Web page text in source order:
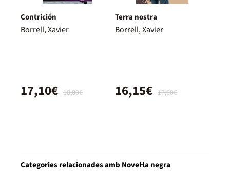
Contrición
Borrell, Xavier
18,00€
17,10€
Terra nostra
Borrell, Xavier
17,00€
16,15€
Categories relacionades amb Novel·la negra